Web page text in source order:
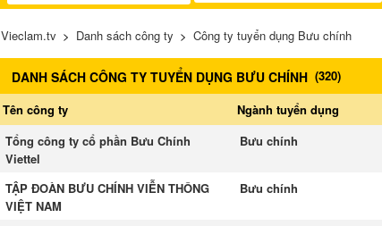
Vieclam.tv > Danh sách công ty > Công ty tuyển dụng Bưu chính
DANH SÁCH CÔNG TY TUYỂN DỤNG BƯU CHÍNH (320)
Tên công ty
Ngành tuyển dụng
Tổng công ty cổ phần Bưu Chính
Viettel
Bưu chính
TẬP ĐOÀN BƯU CHÍNH VIỄN THÔNG
VIỆT NAM
Bưu chính